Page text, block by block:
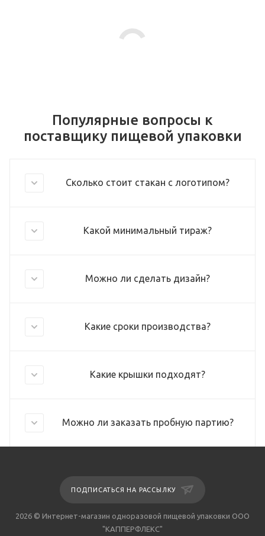
Популярные вопросы к
поставщику пищевой упаковки
Сколько стоит стакан с логотипом?
Какой минимальный тираж?
Можно ли сделать дизайн?
Какие сроки производства?
Какие крышки подходят?
Можно ли заказать пробную партию?
ПОДПИСАТЬСЯ НА РАССЫЛКУ
2026 © Интернет-магазин одноразовой пищевой упаковки ООО
"КАППЕРФЛЕКС"